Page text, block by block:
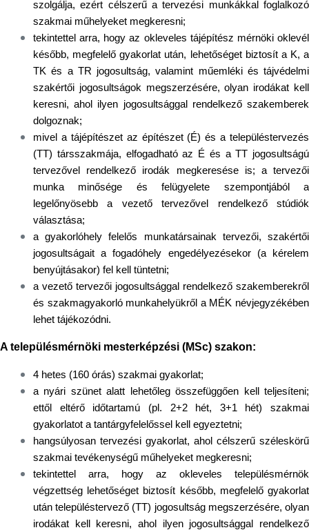
szolgálja, ezért célszerű a tervezési munkákkal foglalkozó
szakmai műhelyeket megkeresni;
tekintettel arra, hogy az okleveles tájépítész mérnöki oklevél
később, megfelelő gyakorlat után, lehetőséget biztosít a K, a
TK és a TR jogosultság, valamint műemléki és tájvédelmi
szakértői jogosultságok megszerzésére, olyan irodákat kell
keresni, ahol ilyen jogosultsággal rendelkező szakemberek
dolgoznak;
mivel a tájépítészet az építészet (É) és a településtervezés
(TT) társszakmája, elfogadható az É és a TT jogosultságú
tervezővel rendelkező irodák megkeresése is; a tervezői
munka minősége és felügyelete szempontjából a
legelőnyösebb a vezető tervezővel rendelkező stúdiók
választása;
a gyakorlóhely felelős munkatársainak tervezői, szakértői
jogosultságait a fogadóhely engedélyezésekor (a kérelem
benyújtásakor) fel kell tüntetni;
a vezető tervezői jogosultsággal rendelkező szakemberekről
és szakmagyakorló munkahelyükről a MÉK névjegyzékében
lehet tájékozódni.
A településmérnöki mesterképzési (MSc) szakon:
4 hetes (160 órás) szakmai gyakorlat;
a nyári szünet alatt lehetőleg összefüggően kell teljesíteni;
ettől eltérő időtartamú (pl. 2+2 hét, 3+1 hét) szakmai
gyakorlatot a tantárgyfelelőssel kell egyeztetni;
hangsúlyosan tervezési gyakorlat, ahol célszerű széleskörű
szakmai tevékenységű műhelyeket megkeresni;
tekintettel arra, hogy az okleveles településmérnök
végzettség lehetőséget biztosít később, megfelelő gyakorlat
után településtervező (TT) jogosultság megszerzésére, olyan
irodákat kell keresni, ahol ilyen jogosultsággal rendelkező